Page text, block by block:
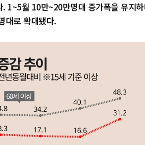
1~5월 10만~20만명대 증가폭을 유지
대로 확대됐다.